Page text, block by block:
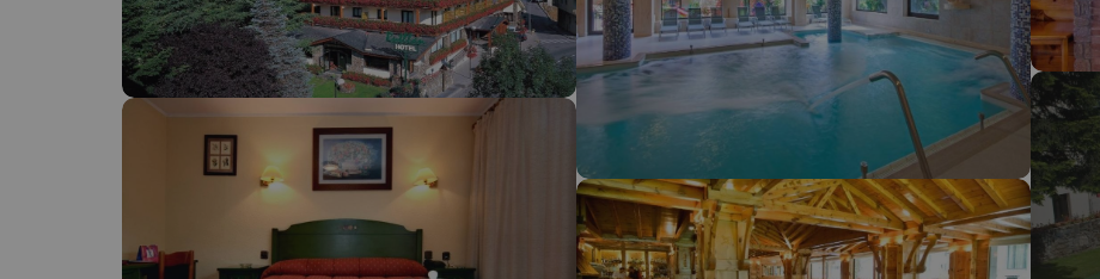
Oops, wir haben keine Ergebnisse gefunden, die Ihrer Suche entsprechen. Versuchen Sie, das Ziel zu ändern.
Es sieht so aus, als hätte sich unser Sucher verirrt. Sobald er seinen Kompass gefunden hat, wird er zurück sein.